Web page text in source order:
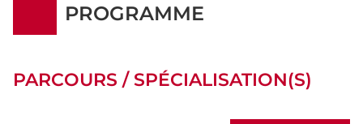
PROGRAMME
PARCOURS / SPÉCIALISATION(S)